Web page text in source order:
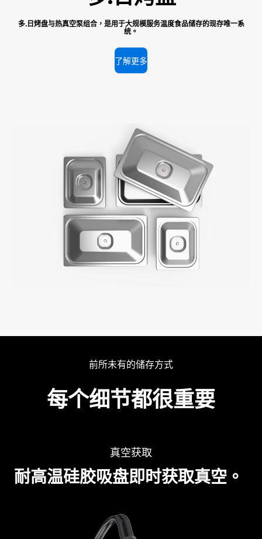
多.日烤盘与热真空泵组合，是用于大规模服务温度食品储存的现存唯一系
统。
了解更多
前所未有的储存方式
每个细节都很重要
真空获取
耐高温硅胶吸盘即时获取真空。